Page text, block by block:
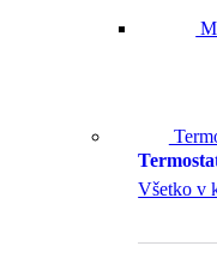
Všetko v